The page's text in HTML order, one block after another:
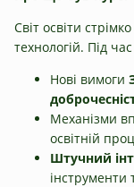
Світ освіти
технологій. Під
Нові вимоги
Механізми
освітній
Штучний